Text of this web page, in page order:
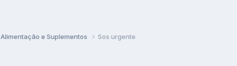
Alimentação e Suplementos Sos urgente